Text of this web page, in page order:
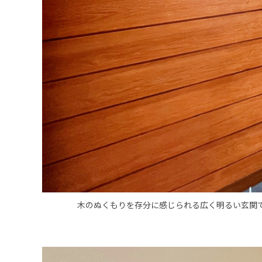
木のぬくもりを存分に感じられる広く明るい玄関